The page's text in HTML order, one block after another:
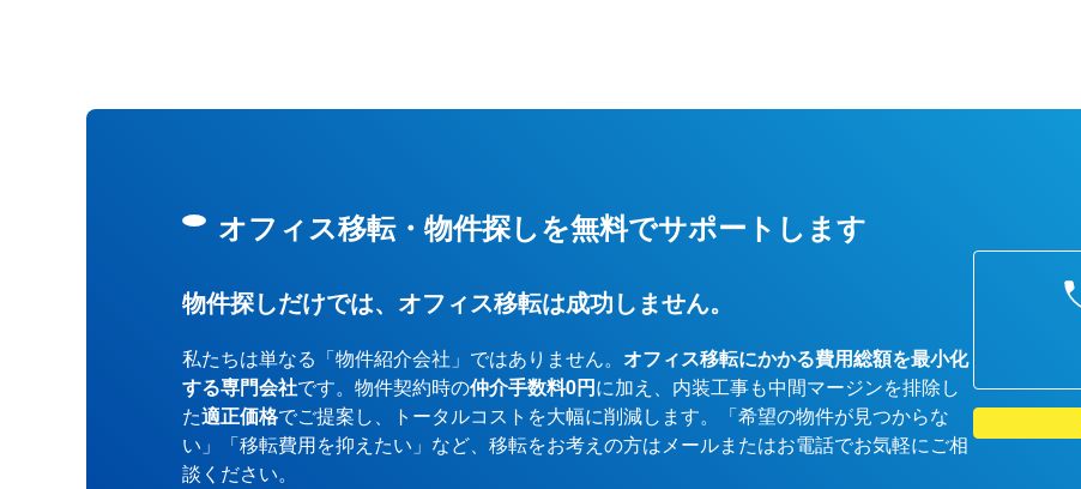
オフィス移転・物件探しを無料でサポートします
物件探しだけでは、オフィス移転は成功しません。
私たちは単なる「物件紹介会社」ではありません。 オフィス移転にかかる費用総額を最小化
する専門会社です。物件契約時の仲介手数料0円に加え、内装工事も中間マージンを排除し
た適正価格でご提案し、トータルコストを大幅に削減します。「希望の物件が見つからな
い」「移転費用を抑えたい」など、移転をお考えの方はメールまたはお電話でお気軽にご相
談ください。